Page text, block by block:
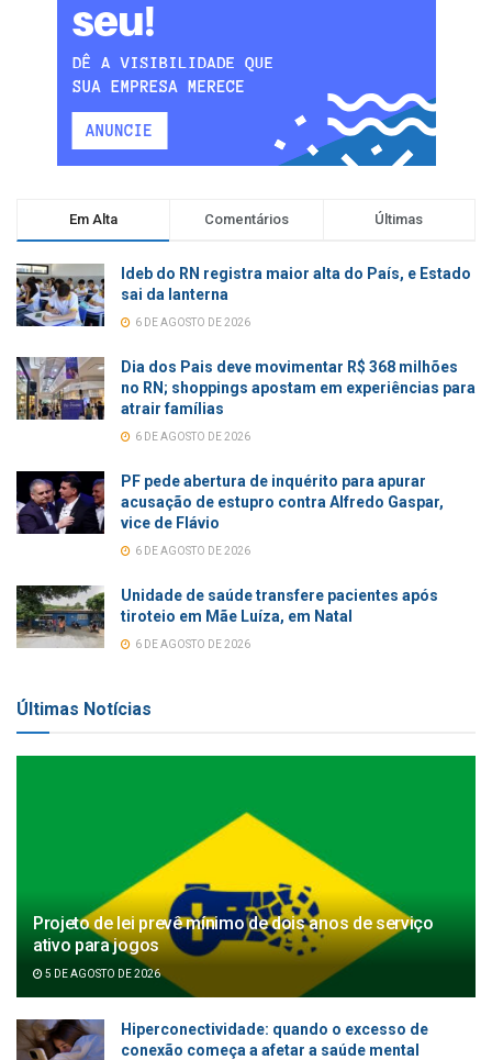
Em Alta Comentários Últimas
Ideb do RN registra maior alta do País, e Estado
sai da lanterna
6 DE AGOSTO DE 2026
Dia dos Pais deve movimentar R$ 368 milhões
no RN; shoppings apostam em experiências para
atrair famílias
6 DE AGOSTO DE 2026
PF pede abertura de inquérito para apurar
acusação de estupro contra Alfredo Gaspar,
vice de Flávio
6 DE AGOSTO DE 2026
Unidade de saúde transfere pacientes após
tiroteio em Mãe Luíza, em Natal
6 DE AGOSTO DE 2026
Últimas Notícias
Projeto de lei prevê mínimo de dois anos de serviço
ativo para jogos
5 DE AGOSTO DE 2026
Hiperconectividade: quando o excesso de
conexão começa a afetar a saúde mental